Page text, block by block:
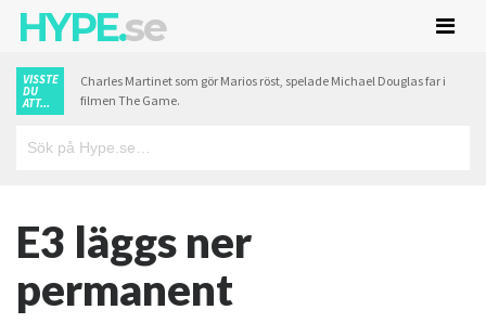
HYPE.se
VISSTE
DU
ATT...
Charles Martinet som gör Marios röst, spelade Michael Douglas far i
filmen The Game.
E3 läggs ner
permanent